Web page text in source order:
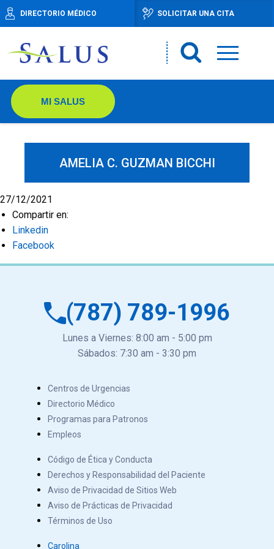
DIRECTORIO MÉDICO SOLICITAR UNA CITA
MI SALUS
AMELIA C. GUZMAN BICCHI
27/12/2021
Compartir en:
Linkedin
Facebook
(787) 789-1996
Lunes a Viernes: 8:00 am - 5:00 pm
Sábados: 7:30 am - 3:30 pm
Centros de Urgencias
Directorio Médico
Programas para Patronos
Empleos
Código de Ética y Conducta
Derechos y Responsabilidad del Paciente
Aviso de Privacidad de Sitios Web
Aviso de Prácticas de Privacidad
Términos de Uso
Carolina